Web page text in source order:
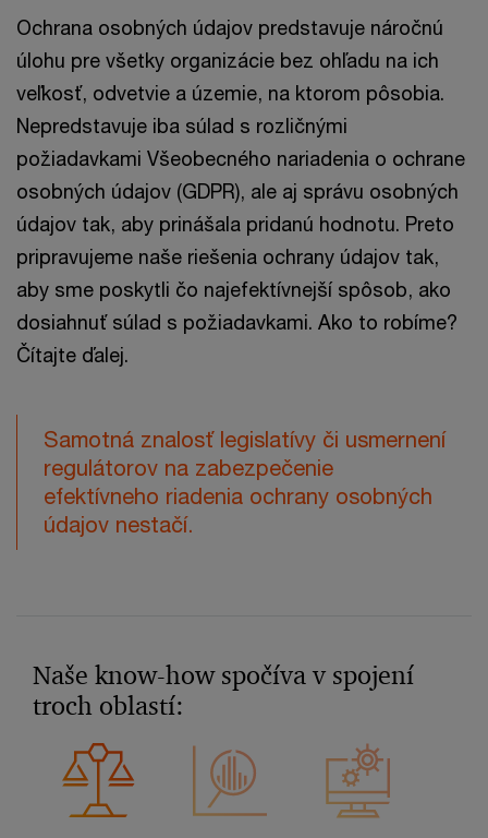
Ochrana osobných údajov predstavuje náročnú
úlohu pre všetky organizácie bez ohľadu na ich
veľkosť, odvetvie a územie, na ktorom pôsobia.
Nepredstavuje iba súlad s rozličnými
požiadavkami Všeobecného nariadenia o ochrane
osobných údajov (GDPR), ale aj správu osobných
údajov tak, aby prinášala pridanú hodnotu. Preto
pripravujeme naše riešenia ochrany údajov tak,
aby sme poskytli čo najefektívnejší spôsob, ako
dosiahnuť súlad s požiadavkami. Ako to robíme?
Čítajte ďalej.
Samotná znalosť legislatívy či usmernení
regulátorov na zabezpečenie
efektívneho riadenia ochrany osobných
údajov nestačí.
Naše know-how spočíva v spojení
troch oblastí: